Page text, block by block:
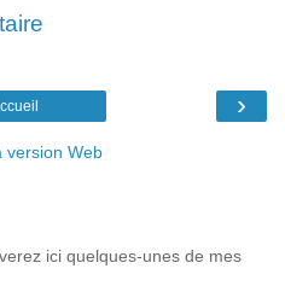
›
version Web
ici quelques-unes de mes